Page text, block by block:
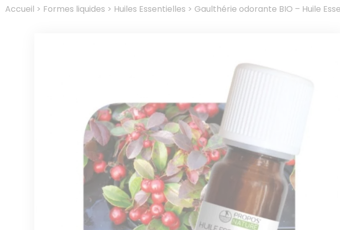
Accueil > Formes liquides > Huiles Essentielles > Gaulthérie odorante BIO – Huile